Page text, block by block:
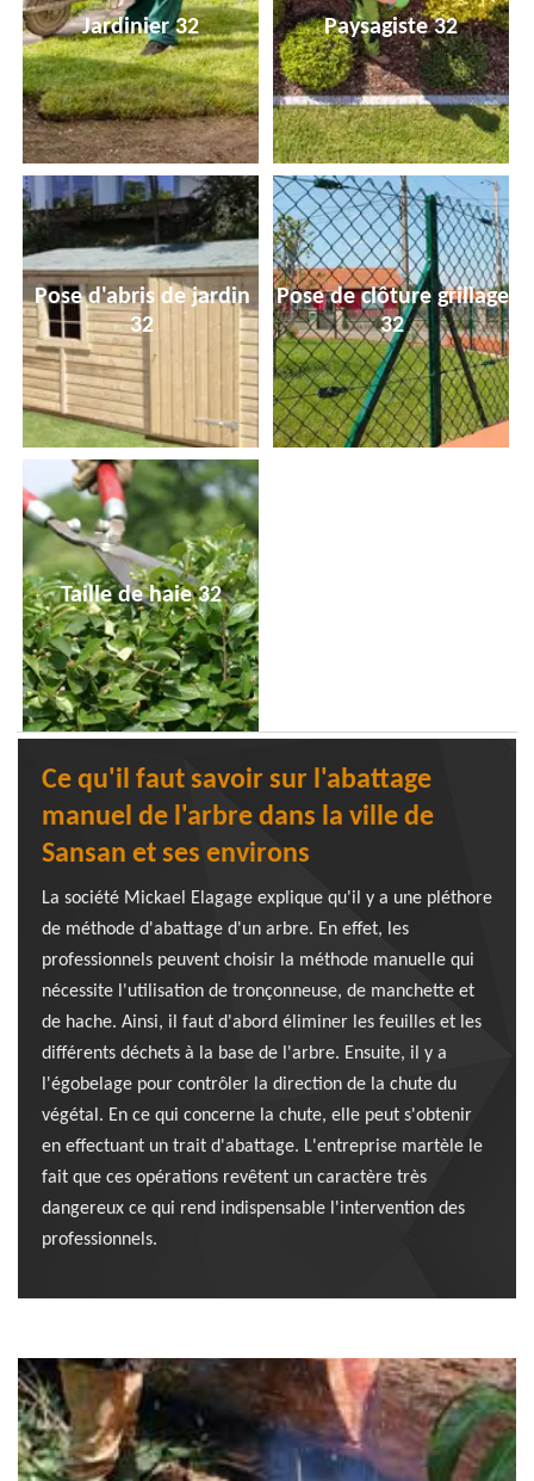
Jardinier 32 Paysagiste 32
Pose d'abris de jardin
32
Pose de clôture grillage
32
Taille de haie 32
Ce qu'il faut savoir sur l'abattage
manuel de l'arbre dans la ville de
Sansan et ses environs
La société Mickael Elagage explique qu'il y a une pléthore
de méthode d'abattage d'un arbre. En effet, les
professionnels peuvent choisir la méthode manuelle qui
nécessite l'utilisation de tronçonneuse, de manchette et
de hache. Ainsi, il faut d'abord éliminer les feuilles et les
différents déchets à la base de l'arbre. Ensuite, il y a
l'égobelage pour contrôler la direction de la chute du
végétal. En ce qui concerne la chute, elle peut s'obtenir
en effectuant un trait d'abattage. L'entreprise martèle le
fait que ces opérations revêtent un caractère très
dangereux ce qui rend indispensable l'intervention des
professionnels.